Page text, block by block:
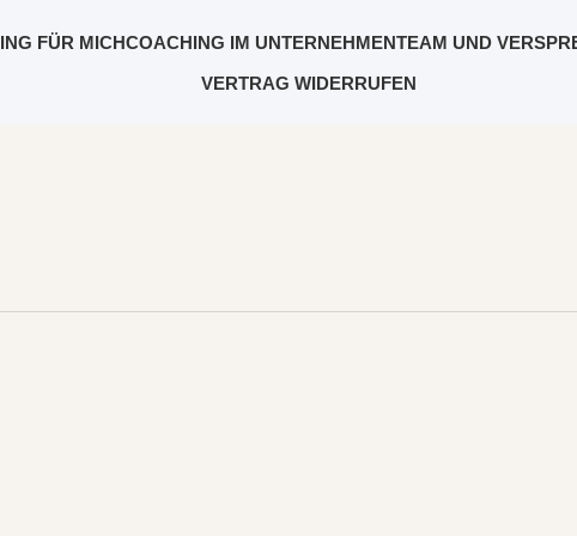
FÜR MICHCOACHING IM UNTERNEHMENTEAM UND
VERTRAG WIDERRUFEN